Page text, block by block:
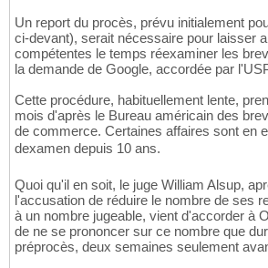
Un report du procès, prévu initialement
ci-devant), serait nécessaire pour laisser
compétentes le temps réexaminer les
la demande de Google, accordée par
Cette procédure, habituellement lente,
mois d'après le Bureau américain des
de commerce. Certaines affaires sont en
dexamen depuis 10 ans.
Quoi qu'il en soit, le juge William Alsup,
l'accusation de réduire le nombre de ses
à un nombre jugeable, vient d'accorder à
de ne se prononcer sur ce nombre que
préprocès, deux semaines seulement